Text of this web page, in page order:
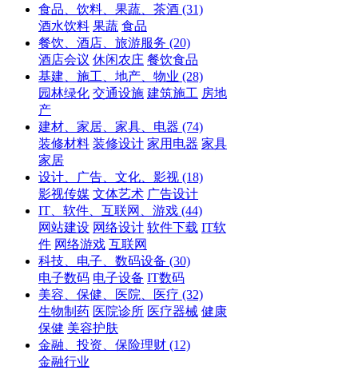
食品、饮料、果蔬、茶酒 (31)
酒水饮料 果蔬 食品
餐饮、酒店、旅游服务 (20)
酒店会议 休闲农庄 餐饮食品
基建、施工、地产、物业 (28)
园林绿化 交通设施 建筑施工 房地
产
建材、家居、家具、电器 (74)
装修材料 装修设计 家用电器 家具
家居
设计、广告、文化、影视 (18)
影视传媒 文体艺术 广告设计
IT、软件、互联网、游戏 (44)
网站建设 网络设计 软件下载 IT软
件 网络游戏 互联网
科技、电子、数码设备 (30)
电子数码 电子设备 IT数码
美容、保健、医院、医疗 (32)
生物制药 医院诊所 医疗器械 健康
保健 美容护肤
金融、投资、保险理财 (12)
金融行业